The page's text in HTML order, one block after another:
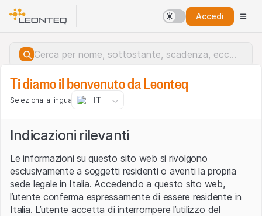
Accedi
Ti diamo il benvenuto da Leonteq
Seleziona la lingua IT
Indicazioni rilevanti
Le informazioni su questo sito web si rivolgono
esclusivamente a soggetti residenti o aventi la propria
sede legale in Italia. Accedendo a questo sito web,
l’utente conferma espressamente di essere residente in
Italia. L’utente accetta di interrompere l’utilizzo del